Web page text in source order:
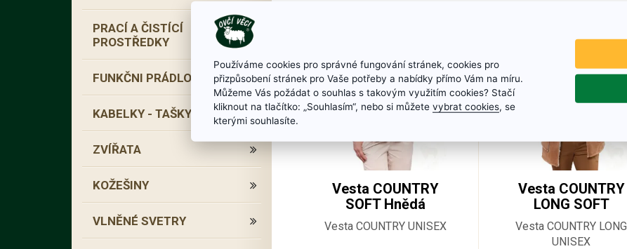
PRACÍ A ČISTÍCÍ
PROSTŘEDKY
FUNKČNI PRÁDLO
KABELKY - TAŠKY
ZVÍŘATA
KOŽEŠINY
VLNĚNÉ SVETRY
Vesta COUNTRY
SOFT Hnědá
Vesta COUNTRY UNISEX
Vesta COUNTRY
LONG SOFT
Vesta COUNTRY LONG
UNISEX
Používáme cookies pro správné fungování stránek, cookies pro
přizpůsobení stránek pro Vaše potřeby a nabídky přímo Vám na míru.
Můžeme Vás požádat o souhlas s takovým využitím cookies? Stačí
kliknout na tlačítko: „Souhlasím“, nebo si můžete vybrat cookies, se
kterými souhlasíte.